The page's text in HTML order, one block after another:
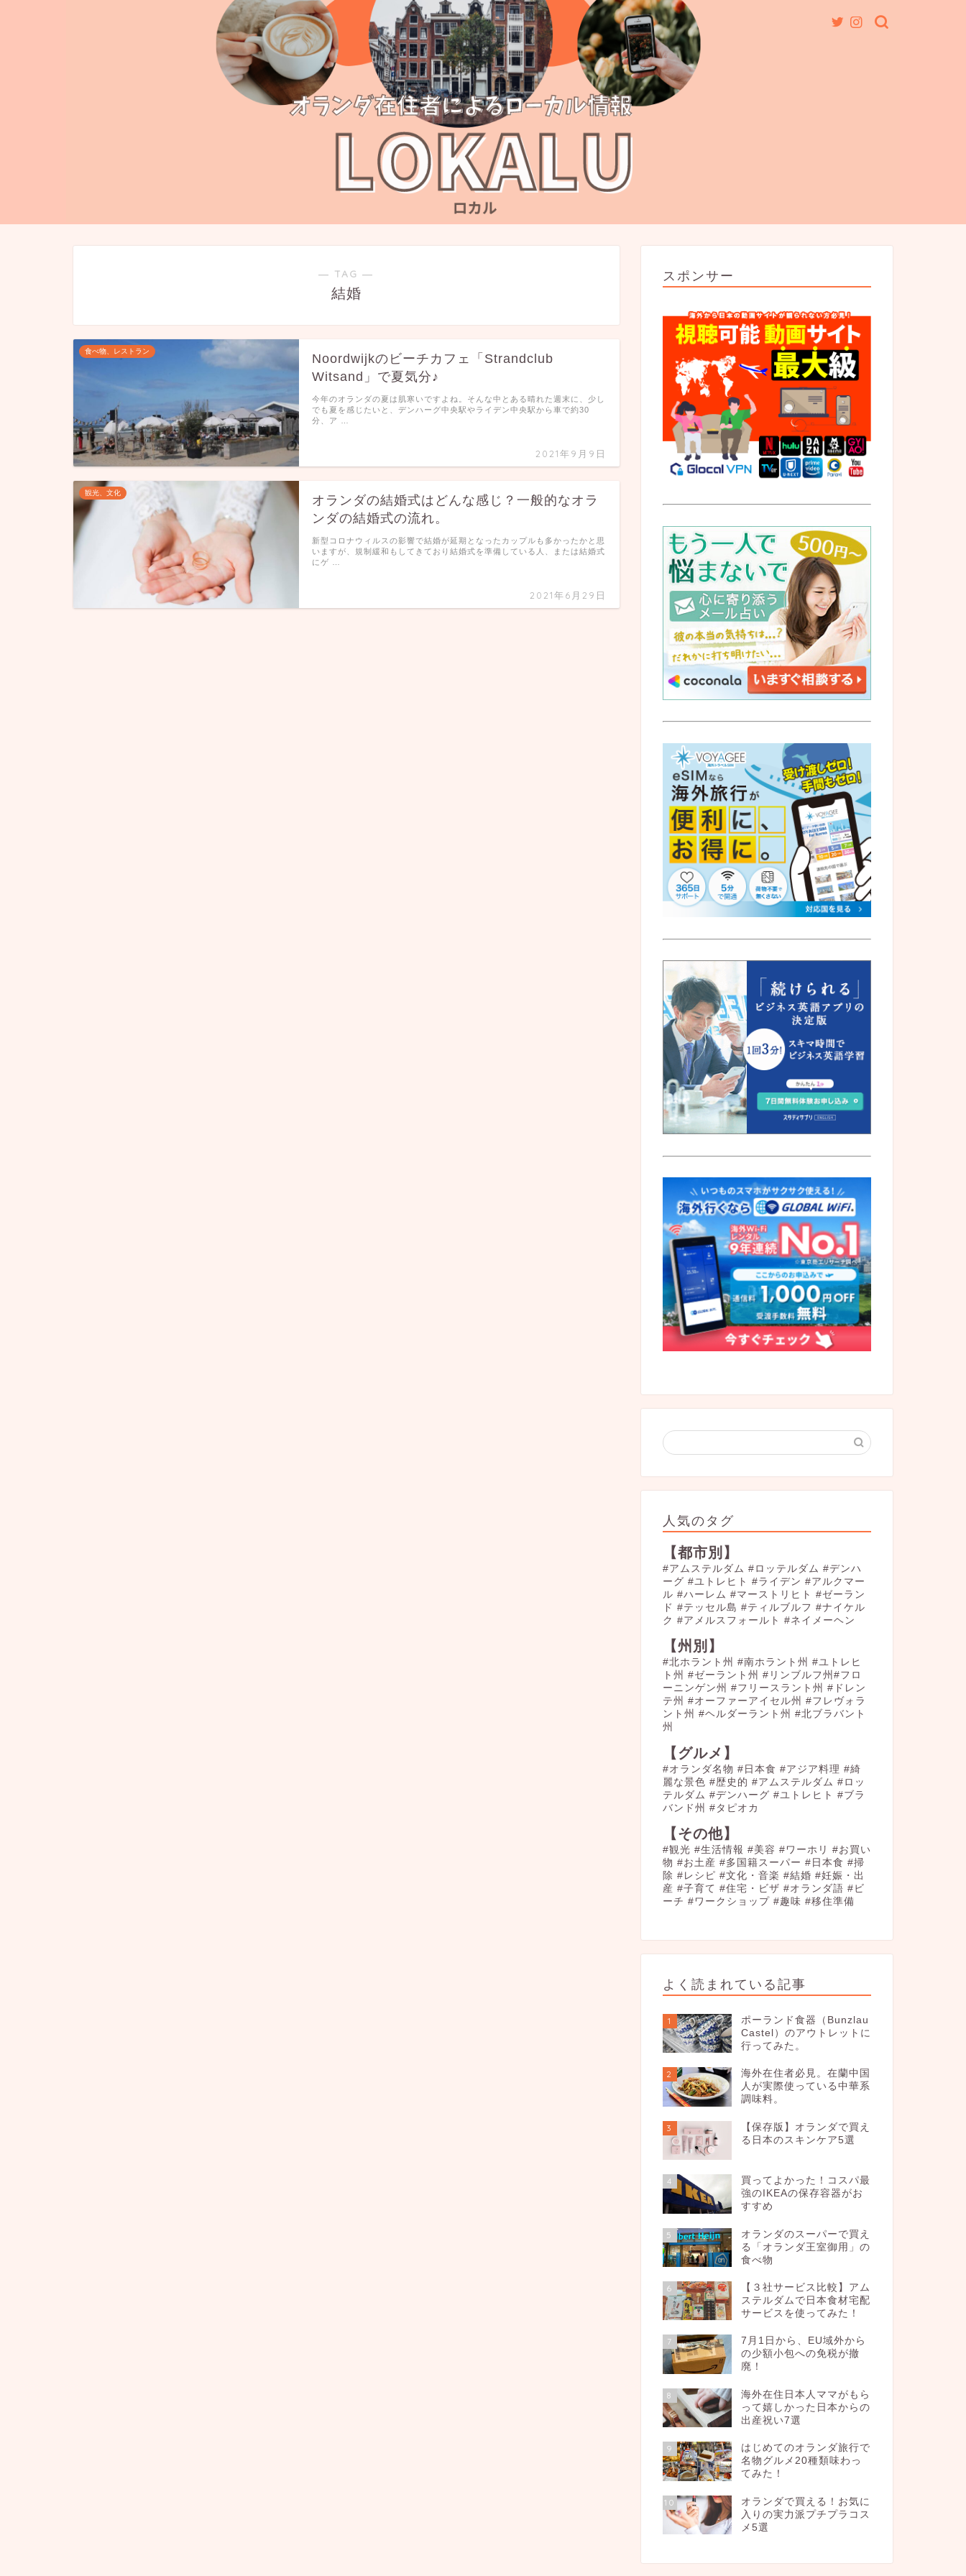
― TAG ―
結婚
食べ物、レストラン
Noordwijkのビーチカフェ「Strandclub
Witsand」で夏気分♪
2021年9月9日
今年のオランダの夏は肌寒いですよね。そんな中とある晴れた週末に、少し
でも夏を感じたいと、デンハーグ中央駅やライデン中央駅から車で約30
分、ア …
観光、文化
オランダの結婚式はどんな感じ？一般的なオラ
ンダの結婚式の流れ。
2021年6月29日
新型コロナウィルスの影響で結婚が延期となったカップルも多かったかと思
いますが、規制緩和もしてきており結婚式を準備している人、または結婚式
にゲ …
スポンサー
人気のタグ
【都市別】
#アムステルダム #ロッテルダム #デンハ
ーグ #ユトレヒト #ライデン #アルクマー
ル #ハーレム #マーストリヒト #ゼーラン
ド #テッセル島 #ティルブルフ #ナイケル
ク #アメルスフォールト #ネイメーヘン
【州別】
#北ホラント州 #南ホラント州 #ユトレヒ
ト州 #ゼーラント州 #リンブルフ州#フロ
ーニンゲン州 #フリースラント州 #ドレン
テ州 #オーファーアイセル州 #フレヴォラ
ント州 #ヘルダーラント州 #北ブラバント
州
【グルメ】
#オランダ名物 #日本食 #アジア料理 #綺
麗な景色 #歴史的 #アムステルダム #ロッ
テルダム #デンハーグ #ユトレヒト #ブラ
バンド州 #タピオカ
【その他】
#観光 #生活情報 #美容 #ワーホリ #お買い
物 #お土産 #多国籍スーパー #日本食 #掃
除 #レシピ #文化・音楽 #結婚 #妊娠・出
産 #子育て #住宅・ビザ #オランダ語 #ビ
ーチ #ワークショップ #趣味 #移住準備
よく読まれている記事
1
ポーランド食器（Bunzlau
Castel）のアウトレットに
行ってみた。
2
海外在住者必見。在蘭中国
人が実際使っている中華系
調味料。
3
【保存版】オランダで買え
る日本のスキンケア5選
4
買ってよかった！コスパ最
強のIKEAの保存容器がお
すすめ
5
オランダのスーパーで買え
る「オランダ王室御用」の
食べ物
6
【３社サービス比較】アム
ステルダムで日本食材宅配
サービスを使ってみた！
7
7月1日から、EU域外から
の少額小包への免税が撤
廃！
8
海外在住日本人ママがもら
って嬉しかった日本からの
出産祝い7選
9
はじめてのオランダ旅行で
名物グルメ20種類味わっ
てみた！
10
オランダで買える！お気に
入りの実力派プチプラコス
メ5選